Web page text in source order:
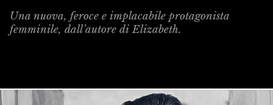
Una nuova, feroce e implacabile protagonista
femminile, dall’autore di Elizabeth.